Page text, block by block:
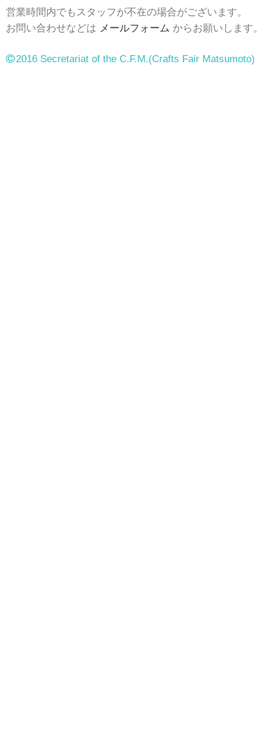
営業時間内でもスタッフが不在の場合がございます。
お問い合わせなどは メールフォーム からお願いします。
2016 Secretariat of the C.F.M.(Crafts Fair Matsumoto)